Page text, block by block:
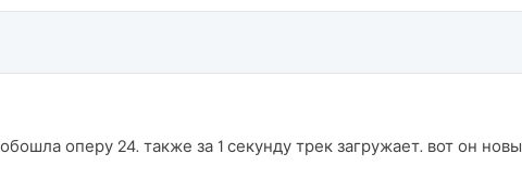
оперу 24. также за 1 секунду трек загружает. вот он